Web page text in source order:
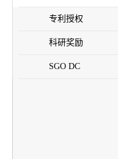
专利授权
科研奖励
SGO DC